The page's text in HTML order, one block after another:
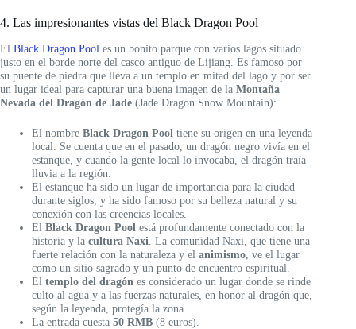
4. Las impresionantes vistas del Black Dragon Pool
El Black Dragon Pool es un bonito parque con varios lagos situado
justo en el borde norte del casco antiguo de Lijiang. Es famoso por
su puente de piedra que lleva a un templo en mitad del lago y por ser
un lugar ideal para capturar una buena imagen de la Montaña
Nevada del Dragón de Jade (Jade Dragon Snow Mountain):
El nombre Black Dragon Pool tiene su origen en una leyenda
local. Se cuenta que en el pasado, un dragón negro vivía en el
estanque, y cuando la gente local lo invocaba, el dragón traía
lluvia a la región.
El estanque ha sido un lugar de importancia para la ciudad
durante siglos, y ha sido famoso por su belleza natural y su
conexión con las creencias locales.
El Black Dragon Pool está profundamente conectado con la
historia y la cultura Naxi . La comunidad Naxi, que tiene una
fuerte relación con la naturaleza y el animismo , ve el lugar
como un sitio sagrado y un punto de encuentro espiritual.
El templo del dragón es considerado un lugar donde se rinde
culto al agua y a las fuerzas naturales, en honor al dragón que,
según la leyenda, protegía la zona.
La entrada cuesta 50 RMB (8 euros).